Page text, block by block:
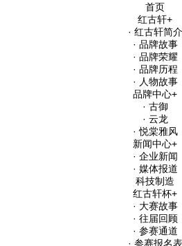
首页
红古轩+
· 红古轩简介
· 品牌故事
· 品牌荣耀
· 品牌历程
· 人物故事
品牌中心+
· 古御
· 云龙
· 悦棠雅风
新闻中心+
· 企业新闻
· 媒体报道
科技制造
红古轩杯+
· 大赛故事
· 往届回顾
· 参赛通道
· 参赛报名表